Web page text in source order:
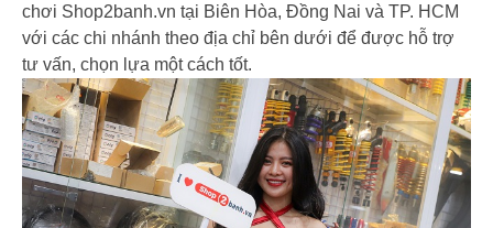
chơi Shop2banh.vn tại Biên Hòa, Đồng Nai và TP. HCM
với các chi nhánh theo địa chỉ bên dưới để được hỗ trợ
tư vấn, chọn lựa một cách tốt.